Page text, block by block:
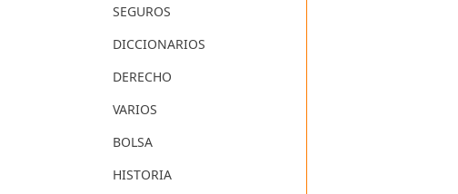
SEGUROS
DICCIONARIOS
DERECHO
VARIOS
BOLSA
HISTORIA